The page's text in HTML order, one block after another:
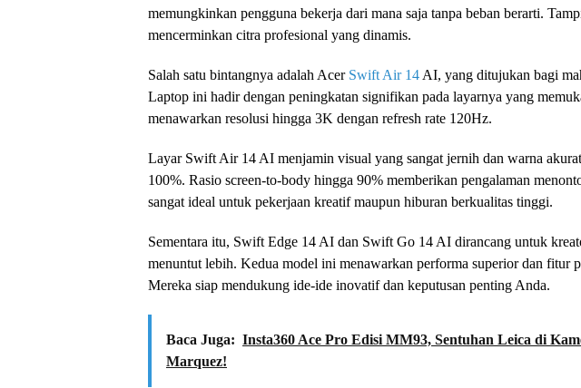
memungkinkan pengguna bekerja dari mana saja tanpa beban berarti.
mencerminkan citra profesional yang dinamis.
Salah satu bintangnya adalah Acer Swift Air 14 AI, yang ditujukan bagi
Laptop ini hadir dengan peningkatan signifikan pada layarnya yang
menawarkan resolusi hingga 3K dengan refresh rate 120Hz.
Layar Swift Air 14 AI menjamin visual yang sangat jernih dan warna
100%. Rasio screen-to-body hingga 90% memberikan pengalaman
sangat ideal untuk pekerjaan kreatif maupun hiburan berkualitas tinggi.
Sementara itu, Swift Edge 14 AI dan Swift Go 14 AI dirancang untuk
menuntut lebih. Kedua model ini menawarkan performa superior dan fitur
Mereka siap mendukung ide-ide inovatif dan keputusan penting Anda.
Baca Juga: Insta360 Ace Pro Edisi MM93, Sentuhan Leica di
Marquez!